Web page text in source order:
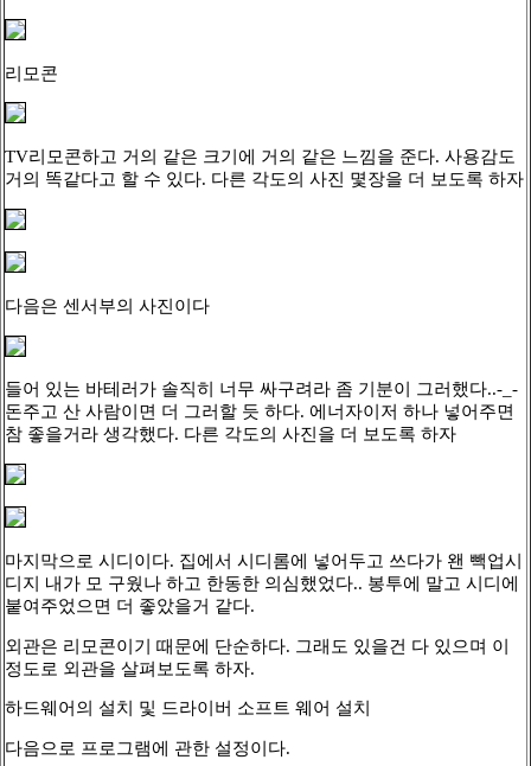
리모콘
TV리모콘하고 거의 같은 크기에 거의 같은 느낌을 준다. 사용감도
거의 똑같다고 할 수 있다. 다른 각도의 사진 몇장을 더 보도록 하자
다음은 센서부의 사진이다
들어 있는 바테러가 솔직히 너무 싸구려라 좀 기분이 그러했다..-_-
돈주고 산 사람이면 더 그러할 듯 하다. 에너자이저 하나 넣어주면
참 좋을거라 생각했다. 다른 각도의 사진을 더 보도록 하자
마지막으로 시디이다. 집에서 시디롬에 넣어두고 쓰다가 왠 빽업시
디지 내가 모 구웠나 하고 한동한 의심했었다.. 봉투에 말고 시디에
붙여주었으면 더 좋았을거 같다.
외관은 리모콘이기 때문에 단순하다. 그래도 있을건 다 있으며 이
정도로 외관을 살펴보도록 하자.
하드웨어의 설치 및 드라이버 소프트 웨어 설치
다음으로 프로그램에 관한 설정이다.